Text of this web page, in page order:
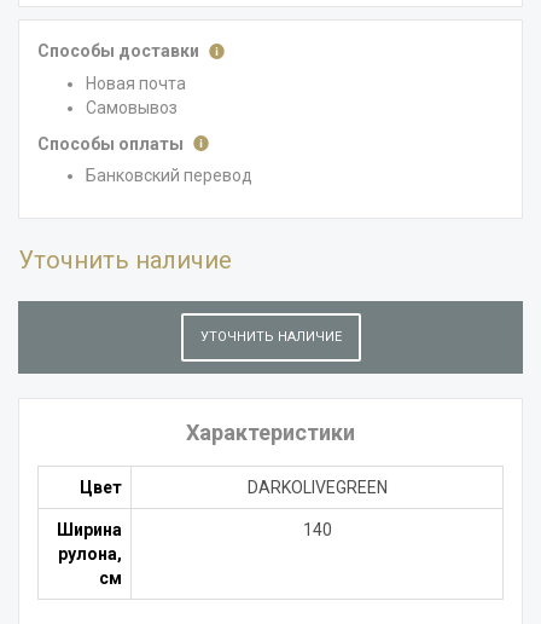
Способы доставки
Новая почта
Самовывоз
Способы оплаты
Банковский перевод
Уточнить наличие
УТОЧНИТЬ НАЛИЧИЕ
Характеристики
Цвет DARKOLIVEGREEN
Ширина
рулона,
см
140